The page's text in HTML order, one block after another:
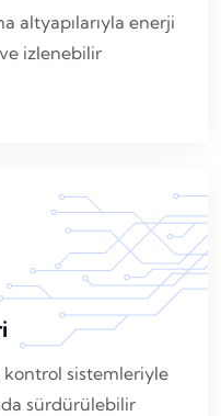
altyapılarıyla enerji
izlenebilir
kontrol sistemleriyle
sürdürülebilir